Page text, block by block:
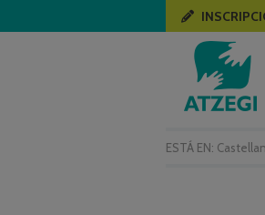
ESTÁ EN: